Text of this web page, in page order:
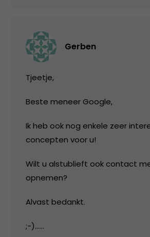
Gerben
Tjeetje,
Beste meneer Google,
Ik heb ook nog enkele zeer
concepten voor u!
Wilt u alstublieft ook contact
opnemen?
Alvast bedankt.
;-)……